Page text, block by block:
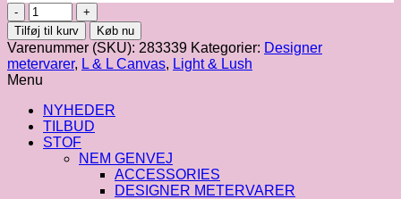
Light
&
Lush
|
Heavy
Canvas
fv.
610
antal
Tilføj til kurv Køb nu
Varenummer (SKU): 283339 Kategorier: Designer
metervarer, L & L Canvas, Light & Lush
Menu
NYHEDER
TILBUD
STOF
NEM GENVEJ
ACCESSORIES
DESIGNER METERVARER